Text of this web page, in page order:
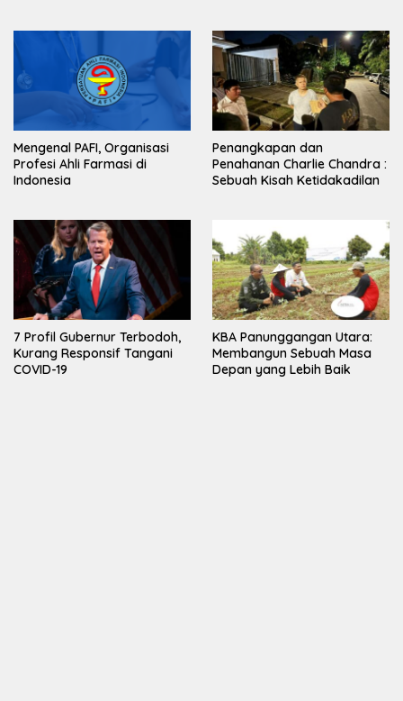
Mengenal PAFI, Organisasi
Profesi Ahli Farmasi di
Indonesia
Penangkapan dan
Penahanan Charlie Chandra :
Sebuah Kisah Ketidakadilan
7 Profil Gubernur Terbodoh,
Kurang Responsif Tangani
COVID-19
KBA Panunggangan Utara:
Membangun Sebuah Masa
Depan yang Lebih Baik